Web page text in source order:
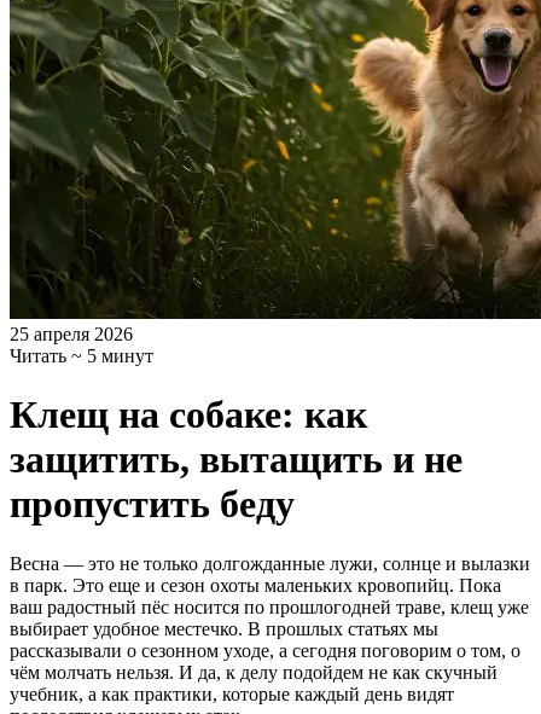
25 апреля 2026
Читать ~ 5 минут
Клещ на собаке: как
защитить, вытащить и не
пропустить беду
Весна — это не только долгожданные лужи, солнце и вылазки
в парк. Это еще и сезон охоты маленьких кровопийц. Пока
ваш радостный пёс носится по прошлогодней траве, клещ уже
выбирает удобное местечко. В прошлых статьях мы
рассказывали о сезонном уходе, а сегодня поговорим о том, о
чём молчать нельзя. И да, к делу подойдем не как скучный
учебник, а как практики, которые каждый день видят